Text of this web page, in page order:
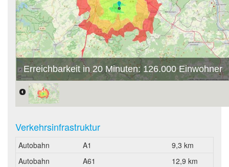
Erreichbarkeit in 20 Minuten: 126.000 Einwohner
Verkehrsinfrastruktur
Autobahn A1
9,3 km
Autobahn
A61
12,9 km